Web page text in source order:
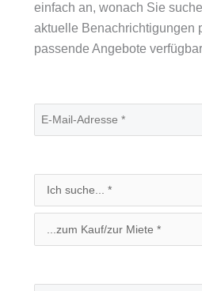
einfach an, wonach Sie
aktuelle Benachrichtigungen
passende Angebote